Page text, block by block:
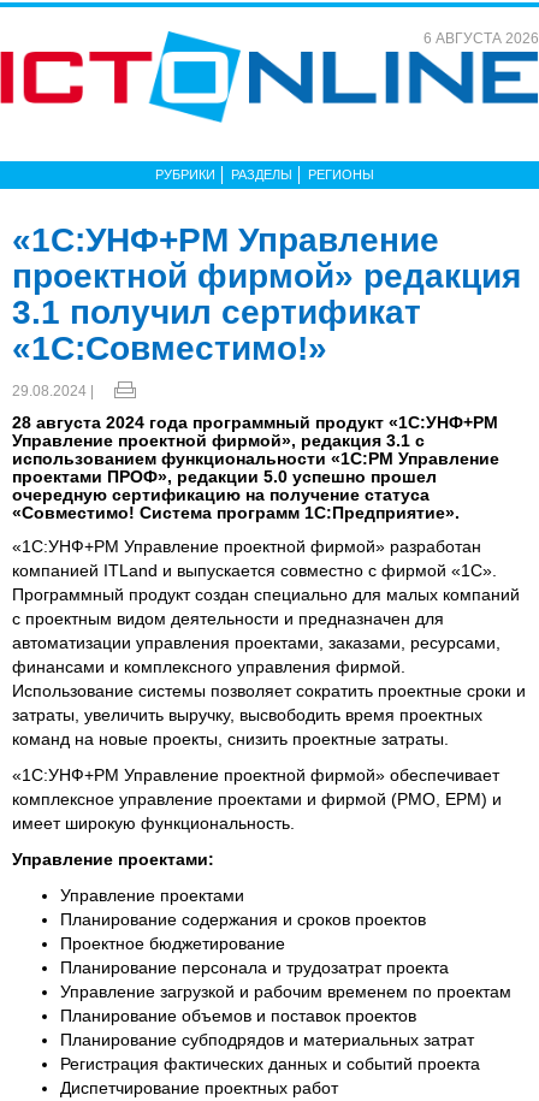
6 АВГУСТА 2026
РУБРИКИ РАЗДЕЛЫ РЕГИОНЫ
«1С:УНФ+PM Управление
проектной фирмой» редакция
3.1 получил сертификат
«1С:Совместимо!»
29.08.2024 |
28 августа 2024 года программный продукт «1С:УНФ+PM
Управление проектной фирмой», редакция 3.1 с
использованием функциональности «1С:PM Управление
проектами ПРОФ», редакции 5.0 успешно прошел
очередную сертификацию на получение статуса
«Совместимо! Система программ 1С:Предприятие».
«1С:УНФ+PM Управление проектной фирмой» разработан
компанией ITLand и выпускается совместно с фирмой «1С».
Программный продукт создан специально для малых компаний
с проектным видом деятельности и предназначен для
автоматизации управления проектами, заказами, ресурсами,
финансами и комплексного управления фирмой.
Использование системы позволяет сократить проектные сроки и
затраты, увеличить выручку, высвободить время проектных
команд на новые проекты, снизить проектные затраты.
«1С:УНФ+PM Управление проектной фирмой» обеспечивает
комплексное управление проектами и фирмой (PMO, EPM) и
имеет широкую функциональность.
Управление проектами:
Управление проектами
Планирование содержания и сроков проектов
Проектное бюджетирование
Планирование персонала и трудозатрат проекта
Управление загрузкой и рабочим временем по проектам
Планирование объемов и поставок проектов
Планирование субподрядов и материальных затрат
Регистрация фактических данных и событий проекта
Диспетчирование проектных работ